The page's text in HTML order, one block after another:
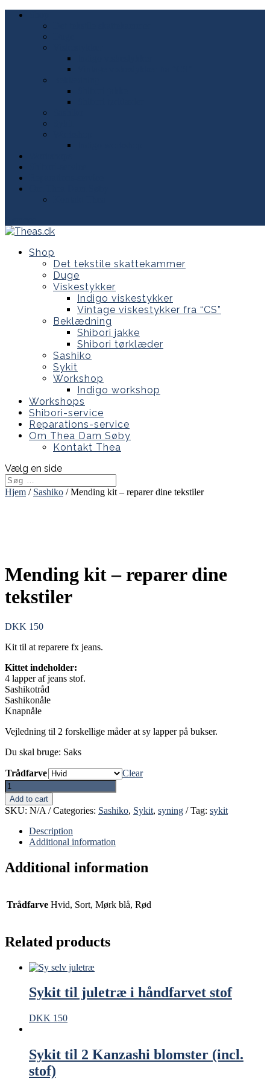
Shop
Det tekstile skattekammer
Duge
Viskestykker
Indigo viskestykker
Vintage viskestykker fra “CS”
Beklædning
Shibori jakke
Shibori tørklæder
Sashiko
Sykit
Workshop
Indigo workshop
Workshops
Shibori-service
Reparations-service
Om Thea Dam Søby
Kontakt Thea
Vælg en side
Hjem / Sashiko / Mending kit – reparer dine tekstiler
Mending kit – reparer dine
tekstiler
DKK 150
Kit til at reparere fx jeans.
Kittet indeholder:
4 lapper af jeans stof.
Sashikotråd
Sashikonåle
Knapnåle
Vejledning til 2 forskellige måder at sy lapper på bukser.
Du skal bruge: Saks
Trådfarve
Clear
Mending
kit
-
reparer
dine
tekstiler
quantity
Add to cart
SKU: N/A Categories: Sashiko, Sykit, syning Tag: sykit
Description
Additional information
Additional information
Trådfarve Hvid, Sort, Mørk blå, Rød
Related products
Sykit til juletræ i håndfarvet stof
DKK 150
Sykit til 2 Kanzashi blomster (incl.
stof)